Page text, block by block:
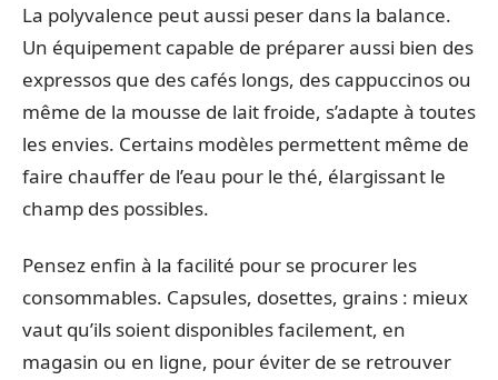
La polyvalence peut aussi peser dans la balance.
Un équipement capable de préparer aussi bien des
expressos que des cafés longs, des cappuccinos ou
même de la mousse de lait froide, s’adapte à toutes
les envies. Certains modèles permettent même de
faire chauffer de l’eau pour le thé, élargissant le
champ des possibles.
Pensez enfin à la facilité pour se procurer les
consommables. Capsules, dosettes, grains : mieux
vaut qu’ils soient disponibles facilement, en
magasin ou en ligne, pour éviter de se retrouver